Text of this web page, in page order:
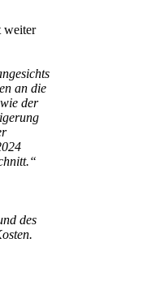
weiter
an die
der
des